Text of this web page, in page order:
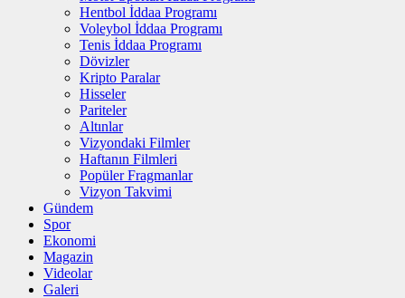
Hentbol İddaa Programı
Voleybol İddaa Programı
Tenis İddaa Programı
Dövizler
Kripto Paralar
Hisseler
Pariteler
Altınlar
Vizyondaki Filmler
Haftanın Filmleri
Popüler Fragmanlar
Vizyon Takvimi
Gündem
Spor
Ekonomi
Magazin
Videolar
Galeri